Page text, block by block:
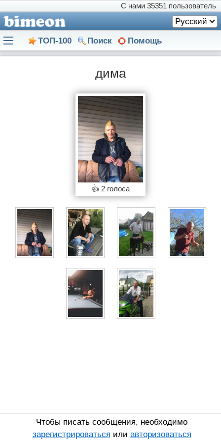
С нами 35351 пользователь
Русский
ТОП-100 Поиск Помощь
дима
👍 2 голоса
Чтобы писать сообщения, необходимо
зарегистрироваться или авторизоваться